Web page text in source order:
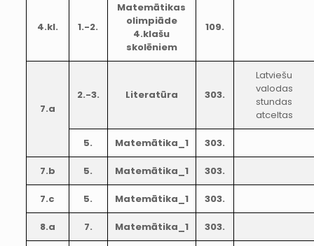
4.kl. 1.-2.
Matemātikas
olimpiāde
4.klašu
skolēniem
109.
7.a
2.-3. Literatūra 303.
Latviešu
valodas
stundas
atceltas
5. Matemātika_1 303.
7.b 5. Matemātika_1 303.
7.c 5. Matemātika_1 303.
8.a 7. Matemātika_1 303.